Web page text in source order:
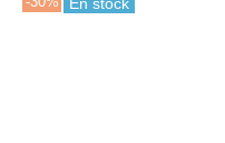
En stock